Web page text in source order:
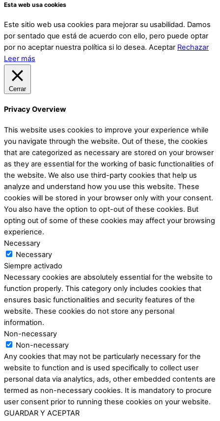
Esta web usa cookies
Este sitio web usa cookies para mejorar su usabilidad. Damos
por sentado que está de acuerdo con ello, pero puede optar
por no aceptar nuestra política si lo desea. Aceptar Rechazar
Leer más
Cerrar
Privacy Overview
This website uses cookies to improve your experience while
you navigate through the website. Out of these, the cookies
that are categorized as necessary are stored on your browser
as they are essential for the working of basic functionalities of
the website. We also use third-party cookies that help us
analyze and understand how you use this website. These
cookies will be stored in your browser only with your consent.
You also have the option to opt-out of these cookies. But
opting out of some of these cookies may affect your browsing
experience.
Necessary
Necessary
Siempre activado
Necessary cookies are absolutely essential for the website to
function properly. This category only includes cookies that
ensures basic functionalities and security features of the
website. These cookies do not store any personal
information.
Non-necessary
Non-necessary
Any cookies that may not be particularly necessary for the
website to function and is used specifically to collect user
personal data via analytics, ads, other embedded contents are
termed as non-necessary cookies. It is mandatory to procure
user consent prior to running these cookies on your website.
GUARDAR Y ACEPTAR